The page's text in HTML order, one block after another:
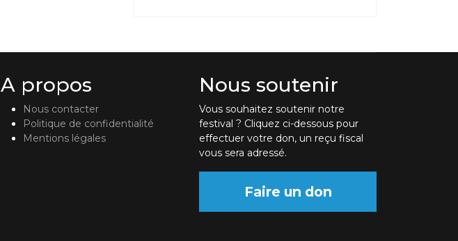
A propos
Nous contacter
Politique de confidentialité
Mentions légales
Nous soutenir
Vous souhaitez soutenir notre
festival ? Cliquez ci-dessous pour
effectuer votre don, un reçu fiscal
vous sera adressé.
Faire un don